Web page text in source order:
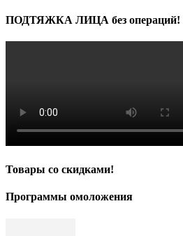
ПОДТЯЖКА ЛИЦА без операций!
Товары со скидками!
Программы омоложения